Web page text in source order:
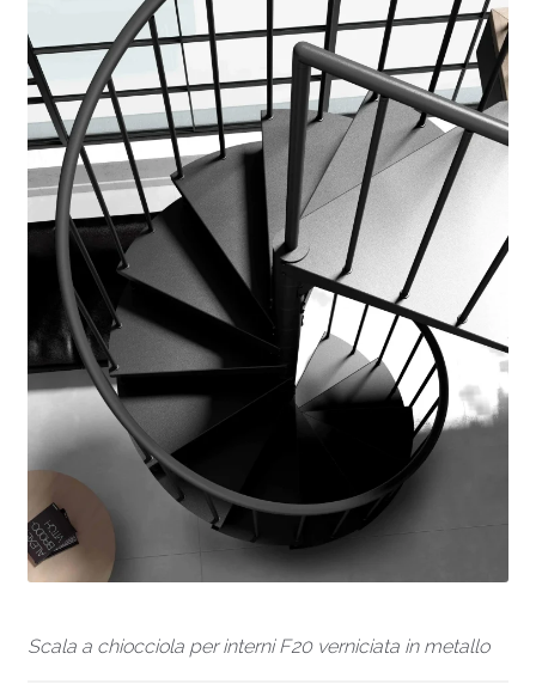
Scala a chiocciola per interni F20 verniciata in metallo